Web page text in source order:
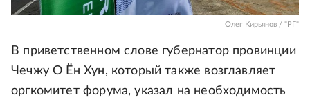
Олег Кирьянов / "РГ"
В приветственном слове губернатор провинции
Чечжу О Ён Хун, который также возглавляет
оргкомитет форума, указал на необходимость